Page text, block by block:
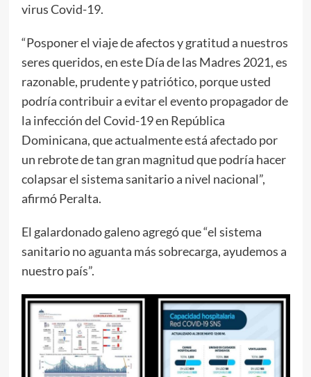
virus Covid-19.
“Posponer el viaje de afectos y gratitud a nuestros
seres queridos, en este Día de las Madres 2021, es
razonable, prudente y patriótico, porque usted
podría contribuir a evitar el evento propagador de
la infección del Covid-19 en República
Dominicana, que actualmente está afectado por
un rebrote de tan gran magnitud que podría hacer
colapsar el sistema sanitario a nivel nacional”,
afirmó Peralta.
El galardonado galeno agregó que “el sistema
sanitario no aguanta más sobrecarga, ayudemos a
nuestro país”.